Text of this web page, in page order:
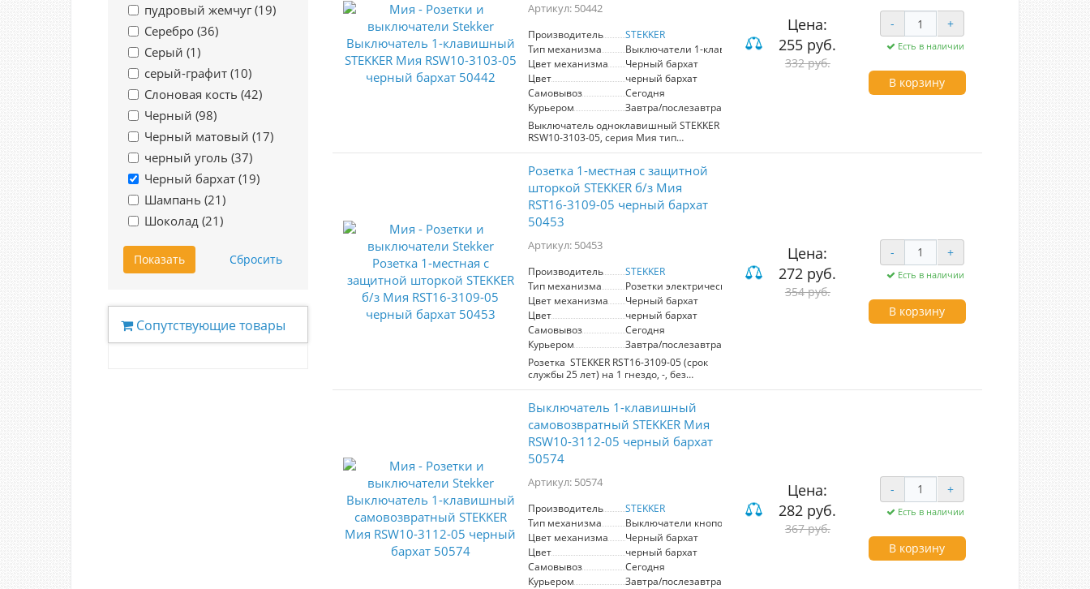
пудровый жемчуг (19)
Серебро (36)
Серый (1)
серый-графит (10)
Слоновая кость (42)
Черный (98)
Черный матовый (17)
черный уголь (37)
Черный бархат (19)
Шампань (21)
Шоколад (21)
Сопутствующие товары
Артикул: 50442
Производитель
STEKKER
Тип механизма
Выключатели 1-клавишные
Цвет механизма
Черный бархат
Цвет
черный бархат
Самовывоз
Сегодня
Курьером
Завтра/послезавтра
Выключатель одноклавишный STEKKER
RSW10-3103-05, серия Мия тип
установки - скрытый, размер изделия
материал изделия поликарбонат,
латунь, сталь. Номинальное
напряжение 250 , номинальный ток
10А, 20
Цена:
255 руб.
332 руб.
- +
Есть в наличии
В корзину
Розетка 1-местная с защитной
шторкой STEKKER б/з Мия
RST16-3109-05 черный бархат
50453
Артикул: 50453
Производитель
STEKKER
Тип механизма
Розетки электрические
Цвет механизма
Черный бархат
Цвет
черный бархат
Самовывоз
Сегодня
Курьером
Завтра/послезавтра
Розетка STEKKER RST16-3109-05 (срок
службы 25 лет) на 1 гнездо, -, без
заземления. Материал: поликарбонат,
размер 71*71*35мм. Номинальное
напряжение 250, номинальный ток
16А, диапазон рабочих
температур 0..+35°C, 20
Цена:
272 руб.
354 руб.
- +
Есть в наличии
В корзину
Выключатель 1-клавишный
самовозвратный STEKKER Мия
RSW10-3112-05 черный бархат
50574
Артикул: 50574
Производитель
STEKKER
Тип механизма
Выключатели кнопочные
Цвет механизма
Черный бархат
Цвет
черный бархат
Самовывоз
Сегодня
Курьером
Завтра/послезавтра
Цена:
282 руб.
367 руб.
- +
Есть в наличии
В корзину